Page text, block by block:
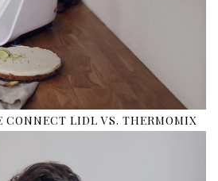
CONNECT LIDL VS. THERMOMIX